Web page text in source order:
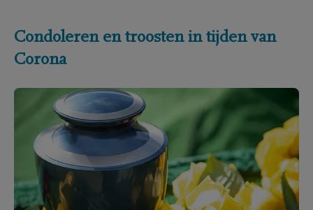
Condoleren en troosten in tijden van
Corona